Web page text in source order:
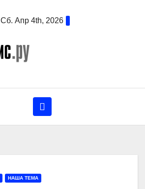
Сб. Апр 4th, 2026
НАША ТЕМА